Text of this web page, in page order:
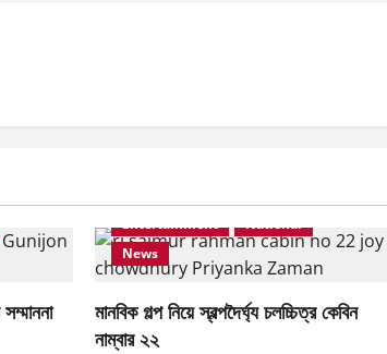
Entertainment
National
News
মানবিক গল্প নিয়ে স্বল্পদৈর্ঘ‍্য চলচ্চিত্র কেবিন
নাম্বার ২২